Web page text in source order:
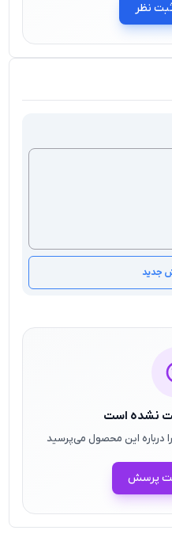
نظر
جدید
نشده است
درباره این محصول می‌پرسید
پرسش